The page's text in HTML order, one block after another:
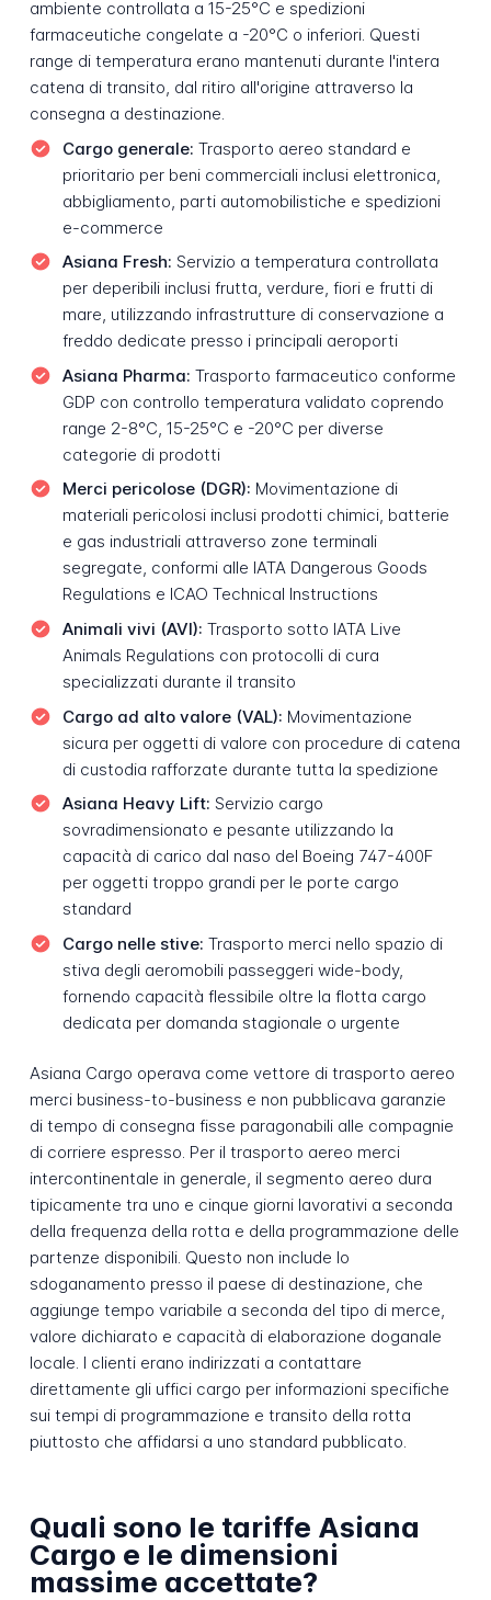
ambiente controllata a 15-25°C e spedizioni
farmaceutiche congelate a -20°C o inferiori. Questi
range di temperatura erano mantenuti durante l'intera
catena di transito, dal ritiro all'origine attraverso la
consegna a destinazione.
Cargo generale: Trasporto aereo standard e
prioritario per beni commerciali inclusi elettronica,
abbigliamento, parti automobilistiche e spedizioni
e-commerce
Asiana Fresh: Servizio a temperatura controllata
per deperibili inclusi frutta, verdure, fiori e frutti di
mare, utilizzando infrastrutture di conservazione a
freddo dedicate presso i principali aeroporti
Asiana Pharma: Trasporto farmaceutico conforme
GDP con controllo temperatura validato coprendo
range 2-8°C, 15-25°C e -20°C per diverse
categorie di prodotti
Merci pericolose (DGR): Movimentazione di
materiali pericolosi inclusi prodotti chimici, batterie
e gas industriali attraverso zone terminali
segregate, conformi alle IATA Dangerous Goods
Regulations e ICAO Technical Instructions
Animali vivi (AVI): Trasporto sotto IATA Live
Animals Regulations con protocolli di cura
specializzati durante il transito
Cargo ad alto valore (VAL): Movimentazione
sicura per oggetti di valore con procedure di catena
di custodia rafforzate durante tutta la spedizione
Asiana Heavy Lift: Servizio cargo
sovradimensionato e pesante utilizzando la
capacità di carico dal naso del Boeing 747-400F
per oggetti troppo grandi per le porte cargo
standard
Cargo nelle stive: Trasporto merci nello spazio di
stiva degli aeromobili passeggeri wide-body,
fornendo capacità flessibile oltre la flotta cargo
dedicata per domanda stagionale o urgente
Asiana Cargo operava come vettore di trasporto aereo
merci business-to-business e non pubblicava garanzie
di tempo di consegna fisse paragonabili alle compagnie
di corriere espresso. Per il trasporto aereo merci
intercontinentale in generale, il segmento aereo dura
tipicamente tra uno e cinque giorni lavorativi a seconda
della frequenza della rotta e della programmazione delle
partenze disponibili. Questo non include lo
sdoganamento presso il paese di destinazione, che
aggiunge tempo variabile a seconda del tipo di merce,
valore dichiarato e capacità di elaborazione doganale
locale. I clienti erano indirizzati a contattare
direttamente gli uffici cargo per informazioni specifiche
sui tempi di programmazione e transito della rotta
piuttosto che affidarsi a uno standard pubblicato.
Quali sono le tariffe Asiana
Cargo e le dimensioni
massime accettate?